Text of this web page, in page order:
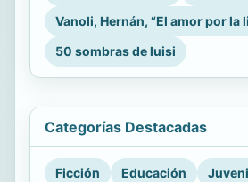
Vanoli, Hernán, “El amor por la
50 sombras de luisi
Categorías Destacadas
Ficción Educación